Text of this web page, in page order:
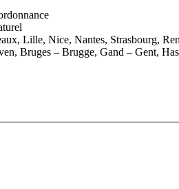
Lille, Nice, Nantes, Strasbourg,
Bruges – Brugge, Gand – Gent,